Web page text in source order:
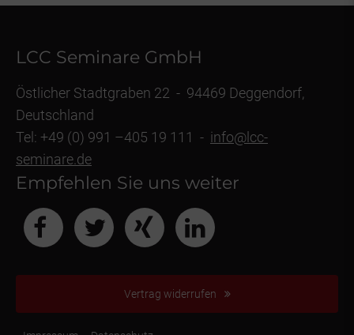
LCC Seminare GmbH
Östlicher Stadtgraben 22 - 94469 Deggendorf,
Deutschland
Tel: +49 (0) 991 –405 19 111 - info@lcc-
seminare.de
Empfehlen Sie uns weiter
Vertrag widerrufen